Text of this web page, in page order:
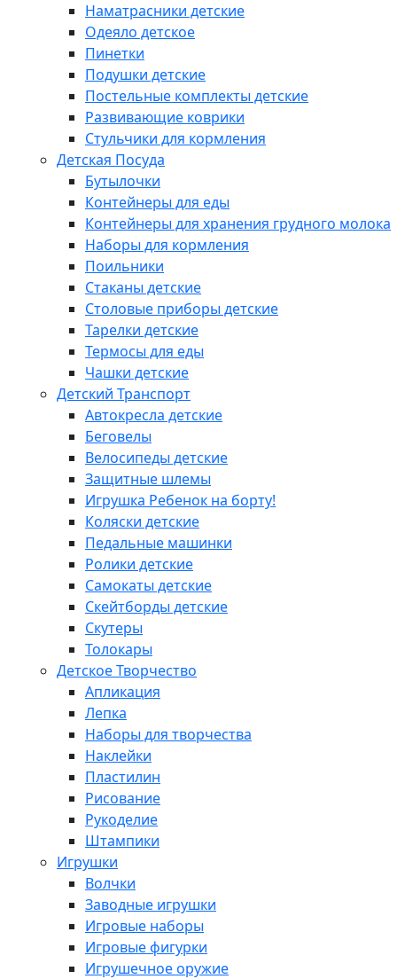
Наматрасники детские
Одеяло детское
Пинетки
Подушки детские
Постельные комплекты детские
Развивающие коврики
Стульчики для кормления
Детская Посуда
Бутылочки
Контейнеры для еды
Контейнеры для хранения грудного молока
Наборы для кормления
Поильники
Стаканы детские
Столовые приборы детские
Тарелки детские
Термосы для еды
Чашки детские
Детский Транспорт
Автокресла детские
Беговелы
Велосипеды детские
Защитные шлемы
Игрушка Ребенок на борту!
Коляски детские
Педальные машинки
Ролики детские
Самокаты детские
Скейтборды детские
Скутеры
Толокары
Детское Творчество
Апликация
Лепка
Наборы для творчества
Наклейки
Пластилин
Рисование
Рукоделие
Штампики
Игрушки
Волчки
Заводные игрушки
Игровые наборы
Игровые фигурки
Игрушечное оружие